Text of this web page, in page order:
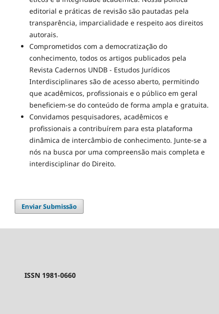
editorial e práticas de revisão são pautadas pela
transparência, imparcialidade e respeito aos direitos
autorais.
Comprometidos com a democratização do
conhecimento, todos os artigos publicados pela
Revista Cadernos UNDB - Estudos Jurídicos
Interdisciplinares são de acesso aberto, permitindo
que acadêmicos, profissionais e o público em geral
beneficiem-se do conteúdo de forma ampla e gratuita.
Convidamos pesquisadores, acadêmicos e
profissionais a contribuírem para esta plataforma
dinâmica de intercâmbio de conhecimento. Junte-se a
nós na busca por uma compreensão mais completa e
interdisciplinar do Direito.
Enviar Submissão
ISSN 1981-0660